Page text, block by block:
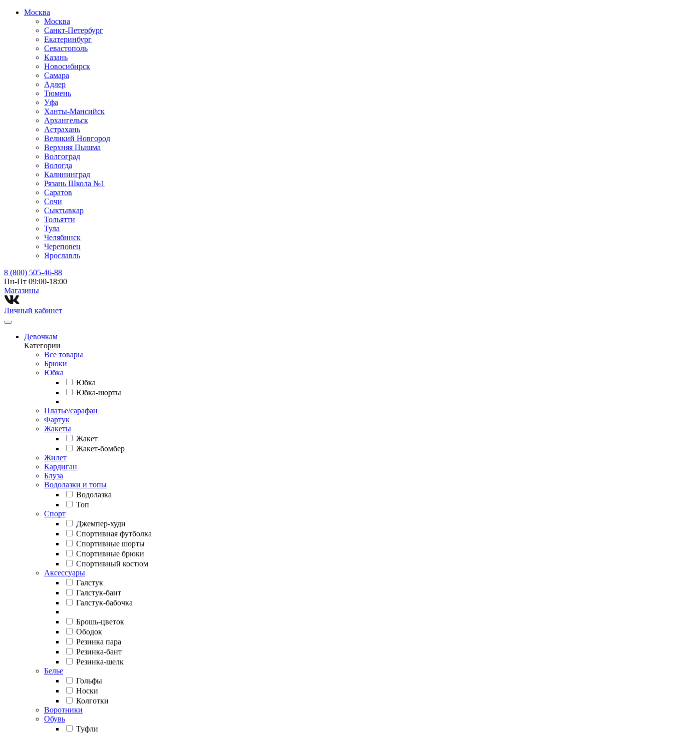
Москва
Москва
Санкт-Петербург
Екатеринбург
Севастополь
Казань
Новосибирск
Самара
Адлер
Тюмень
Уфа
Ханты-Мансийск
Архангельск
Астрахань
Великий Новгород
Верхняя Пышма
Волгоград
Вологда
Калининград
Рязань Школа №1
Саратов
Сочи
Сыктывкар
Тольятти
Тула
Челябинск
Череповец
Ярославль
8 (800) 505-46-88
Пн-Пт 09:00-18:00
Магазины⁠
Личный кабинет
Девочкам
Категории
Все товары
Брюки
Юбка
Юбка
Юбка-шорты
Платье/сарафан
Фартук
Жакеты
Жакет
Жакет-бомбер
Жилет
Кардиган
Блуза
Водолазки и топы
Водолазка
Топ
Спорт
Джемпер-худи
Спортивная футболка
Спортивные шорты
Спортивные брюки
Спортивный костюм
Аксессуары
Галстук
Галстук-бант
Галстук-бабочка
Брошь-цветок
Ободок
Резинка пара
Резинка-бант
Резинка-шелк
Белье
Гольфы
Носки
Колготки
Воротники
Обувь
Туфли